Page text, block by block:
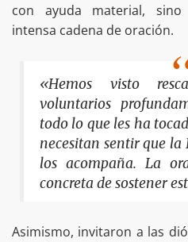
con ayuda material,
intensa cadena de oración.
«Hemos visto
voluntarios
todo lo que les ha
necesitan sentir que la
los acompaña. La
concreta de sostener
Asimismo, invitaron a las